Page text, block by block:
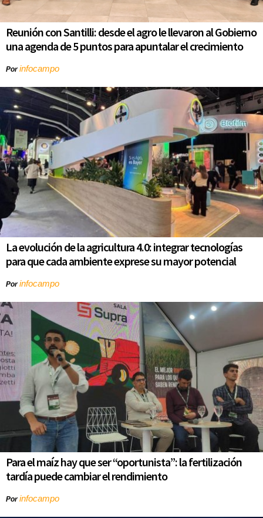
Reunión con Santilli: desde el agro le llevaron al Gobierno
una agenda de 5 puntos para apuntalar el crecimiento
Porinfocampo
La evolución de la agricultura 4.0: integrar tecnologías
para que cada ambiente exprese su mayor potencial
Porinfocampo
Para el maíz hay que ser “oportunista”: la fertilización
tardía puede cambiar el rendimiento
Porinfocampo